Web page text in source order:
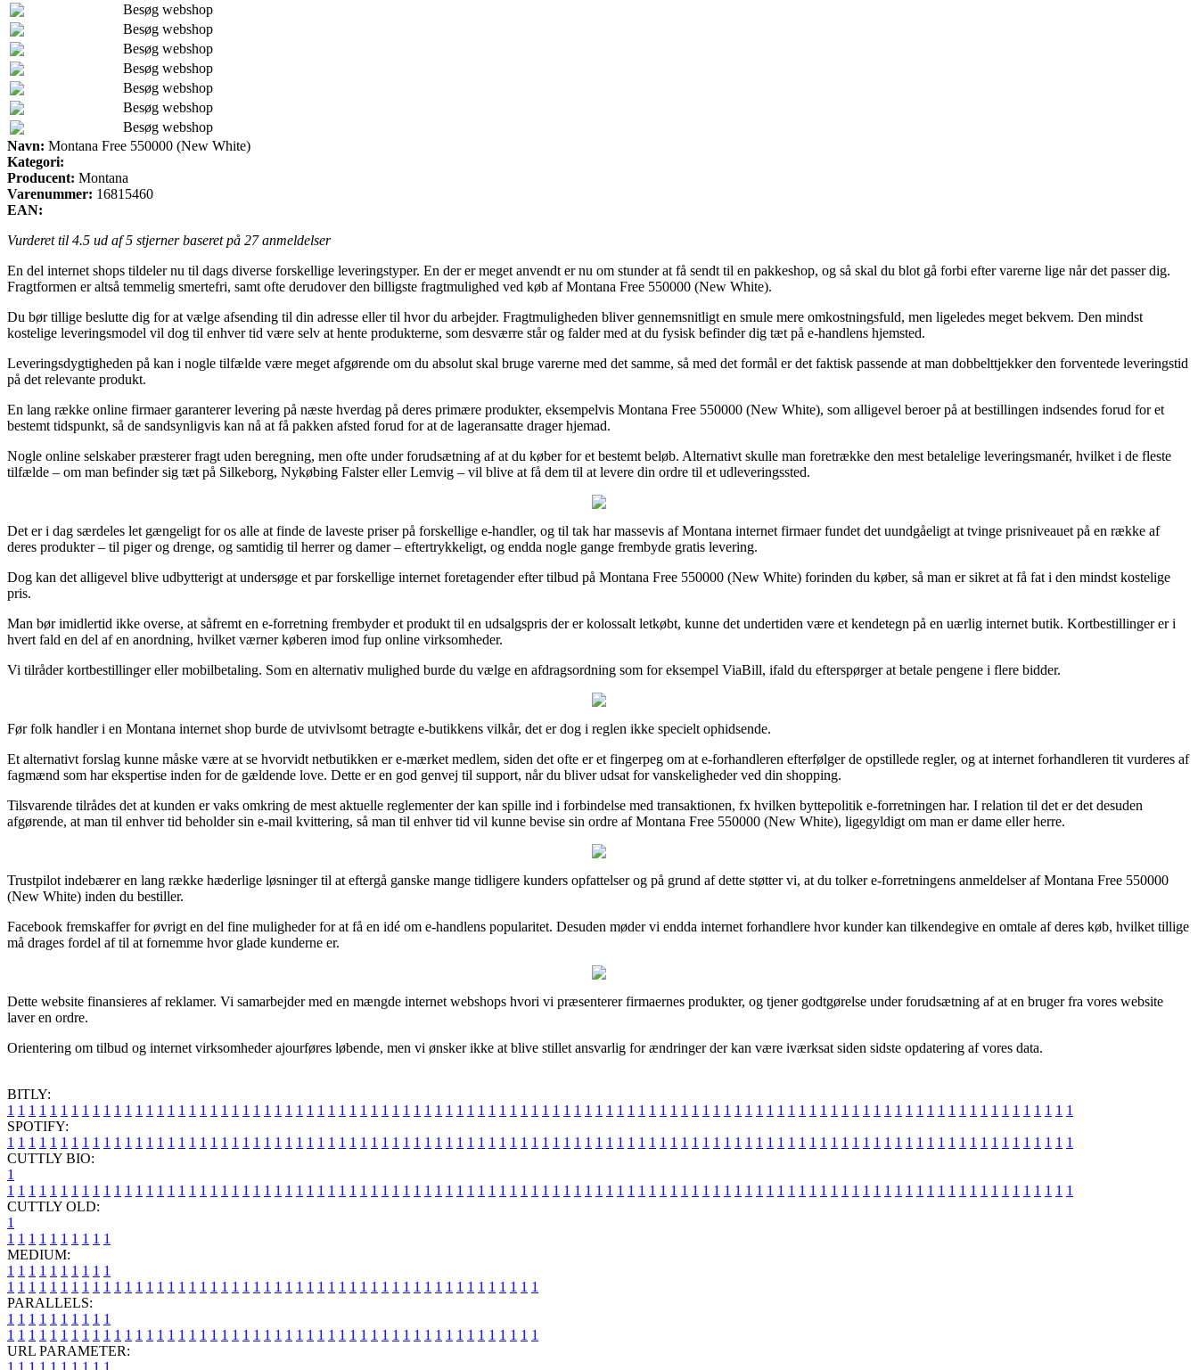
Besøg webshop
Besøg webshop
Besøg webshop
Besøg webshop
Besøg webshop
Besøg webshop
Besøg webshop
Navn: Montana Free 550000 (New White)
Kategori:
Producent: Montana
Varenummer: 16815460
EAN:
Vurderet til 4.5 ud af 5 stjerner baseret på 27anmeldelser
En del internet shops tildeler nu til dags diverse forskellige leveringstyper. En der er meget anvendt er nu om stunder at få sendt til en pakkeshop, og så skal du blot gå forbi efter varerne lige når det passer dig.
Fragtformen er altså temmelig smertefri, samt ofte derudover den billigste fragtmulighed ved køb af Montana Free 550000 (New White).
Du bør tillige beslutte dig for at vælge afsending til din adresse eller til hvor du arbejder. Fragtmuligheden bliver gennemsnitligt en smule mere omkostningsfuld, men ligeledes meget bekvem. Den mindst
kostelige leveringsmodel vil dog til enhver tid være selv at hente produkterne, som desværre står og falder med at du fysisk befinder dig tæt på e-handlens hjemsted.
Leveringsdygtigheden på kan i nogle tilfælde være meget afgørende om du absolut skal bruge varerne med det samme, så med det formål er det faktisk passende at man dobbelttjekker den forventede leveringstid
på det relevante produkt.
En lang række online firmaer garanterer levering på næste hverdag på deres primære produkter, eksempelvis Montana Free 550000 (New White), som alligevel beroer på at bestillingen indsendes forud for et
bestemt tidspunkt, så de sandsynligvis kan nå at få pakken afsted forud for at de lageransatte drager hjemad.
Nogle online selskaber præsterer fragt uden beregning, men ofte under forudsætning af at du køber for et bestemt beløb. Alternativt skulle man foretrække den mest betalelige leveringsmanér, hvilket i de fleste
tilfælde – om man befinder sig tæt på Silkeborg, Nykøbing Falster eller Lemvig – vil blive at få dem til at levere din ordre til et udleveringssted.
Det er i dag særdeles let gængeligt for os alle at finde de laveste priser på forskellige e-handler, og til tak har massevis af Montana internet firmaer fundet det uundgåeligt at tvinge prisniveauet på en række af
deres produkter – til piger og drenge, og samtidig til herrer og damer – eftertrykkeligt, og endda nogle gange frembyde gratis levering.
Dog kan det alligevel blive udbytterigt at undersøge et par forskellige internet foretagender efter tilbud på Montana Free 550000 (New White) forinden du køber, så man er sikret at få fat i den mindst kostelige
pris.
Man bør imidlertid ikke overse, at såfremt en e-forretning frembyder et produkt til en udsalgspris der er kolossalt letkøbt, kunne det undertiden være et kendetegn på en uærlig internet butik. Kortbestillinger er i
hvert fald en del af en anordning, hvilket værner køberen imod fup online virksomheder.
Vi tilråder kortbestillinger eller mobilbetaling. Som en alternativ mulighed burde du vælge en afdragsordning som for eksempel ViaBill, ifald du efterspørger at betale pengene i flere bidder.
Før folk handler i en Montana internet shop burde de utvivlsomt betragte e-butikkens vilkår, det er dog i reglen ikke specielt ophidsende.
Et alternativt forslag kunne måske være at se hvorvidt netbutikken er e-mærket medlem, siden det ofte er et fingerpeg om at e-forhandleren efterfølger de opstillede regler, og at internet forhandleren tit vurderes af
fagmænd som har ekspertise inden for de gældende love. Dette er en god genvej til support, når du bliver udsat for vanskeligheder ved din shopping.
Tilsvarende tilrådes det at kunden er vaks omkring de mest aktuelle reglementer der kan spille ind i forbindelse med transaktionen, fx hvilken byttepolitik e-forretningen har. I relation til det er det desuden
afgørende, at man til enhver tid beholder sin e-mail kvittering, så man til enhver tid vil kunne bevise sin ordre af Montana Free 550000 (New White), ligegyldigt om man er dame eller herre.
Trustpilot indebærer en lang række hæderlige løsninger til at eftergå ganske mange tidligere kunders opfattelser og på grund af dette støtter vi, at du tolker e-forretningens anmeldelser af Montana Free 550000
(New White) inden du bestiller.
Facebook fremskaffer for øvrigt en del fine muligheder for at få en idé om e-handlens popularitet. Desuden møder vi endda internet forhandlere hvor kunder kan tilkendegive en omtale af deres køb, hvilket tillige
må drages fordel af til at fornemme hvor glade kunderne er.
Dette website finansieres af reklamer. Vi samarbejder med en mængde internet webshops hvori vi præsenterer firmaernes produkter, og tjener godtgørelse under forudsætning af at en bruger fra vores website
laver en ordre.
Orientering om tilbud og internet virksomheder ajourføres løbende, men vi ønsker ikke at blive stillet ansvarlig for ændringer der kan være iværksat siden sidste opdatering af vores data.
BITLY:
1 1 1 1 1 1 1 1 1 1 1 1 1 1 1 1 1 1 1 1 1 1 1 1 1 1 1 1 1 1 1 1 1 1 1 1 1 1 1 1 1 1 1 1 1 1 1 1 1 1 1 1 1 1 1 1 1 1 1 1 1 1 1 1 1 1 1 1 1 1 1 1 1 1 1 1 1 1 1 1 1 1 1 1 1 1 1 1 1 1 1 1 1 1 1 1 1 1 1 1
SPOTIFY:
1 1 1 1 1 1 1 1 1 1 1 1 1 1 1 1 1 1 1 1 1 1 1 1 1 1 1 1 1 1 1 1 1 1 1 1 1 1 1 1 1 1 1 1 1 1 1 1 1 1 1 1 1 1 1 1 1 1 1 1 1 1 1 1 1 1 1 1 1 1 1 1 1 1 1 1 1 1 1 1 1 1 1 1 1 1 1 1 1 1 1 1 1 1 1 1 1 1 1 1
CUTTLY BIO:
1
1 1 1 1 1 1 1 1 1 1 1 1 1 1 1 1 1 1 1 1 1 1 1 1 1 1 1 1 1 1 1 1 1 1 1 1 1 1 1 1 1 1 1 1 1 1 1 1 1 1 1 1 1 1 1 1 1 1 1 1 1 1 1 1 1 1 1 1 1 1 1 1 1 1 1 1 1 1 1 1 1 1 1 1 1 1 1 1 1 1 1 1 1 1 1 1 1 1 1 1
CUTTLY OLD:
1
1 1 1 1 1 1 1 1 1 1
MEDIUM:
1 1 1 1 1 1 1 1 1 1
1 1 1 1 1 1 1 1 1 1 1 1 1 1 1 1 1 1 1 1 1 1 1 1 1 1 1 1 1 1 1 1 1 1 1 1 1 1 1 1 1 1 1 1 1 1 1 1 1 1
PARALLELS:
1 1 1 1 1 1 1 1 1 1
1 1 1 1 1 1 1 1 1 1 1 1 1 1 1 1 1 1 1 1 1 1 1 1 1 1 1 1 1 1 1 1 1 1 1 1 1 1 1 1 1 1 1 1 1 1 1 1 1 1
URL PARAMETER:
1 1 1 1 1 1 1 1 1 1